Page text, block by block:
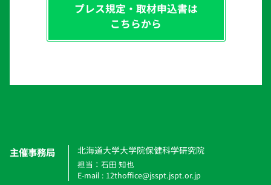
プレス規定・取材申込書は
こちらから
主催事務局 北海道大学大学院保健科学研究院
担当：石田 知也
E-mail : 12thoffice@jsspt.jspt.or.jp